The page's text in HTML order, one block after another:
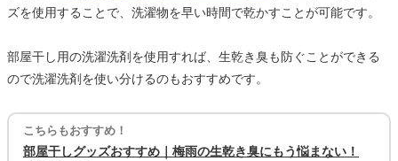
ズを使用することで、洗濯物を早い時間で乾かすことが可能です。
部屋干し用の洗濯洗剤を使用すれば、生乾き臭も防ぐことができる
ので洗濯洗剤を使い分けるのもおすすめです。
こちらもおすすめ！
部屋干しグッズおすすめ｜梅雨の生乾き臭にもう悩まない！